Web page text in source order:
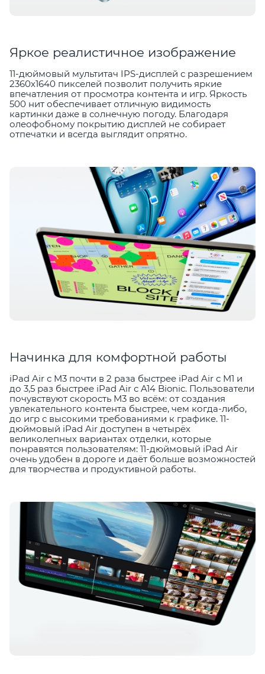
Яркое реалистичное изображение
11-дюймовый мультитач IPS-дисплей с разрешением
2360х1640 пикселей позволит получить яркие
впечатления от просмотра контента и игр. Яркость
500 нит обеспечивает отличную видимость
картинки даже в солнечную погоду. Благодаря
олеофобному покрытию дисплей не собирает
отпечатки и всегда выглядит опрятно.
Начинка для комфортной работы
iPad Air с M3 почти в 2 раза быстрее iPad Air с M1 и
до 3,5 раз быстрее iPad Air с A14 Bionic. Пользователи
почувствуют скорость M3 во всём: от создания
увлекательного контента быстрее, чем когда-либо,
до игр с высокими требованиями к графике. 11-
дюймовый iPad Air доступен в четырёх
великолепных вариантах отделки, которые
понравятся пользователям: 11-дюймовый iPad Air
очень удобен в дороге и даёт больше возможностей
для творчества и продуктивной работы.